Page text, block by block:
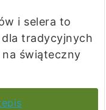
i selera to
tradycyjnych
świąteczny